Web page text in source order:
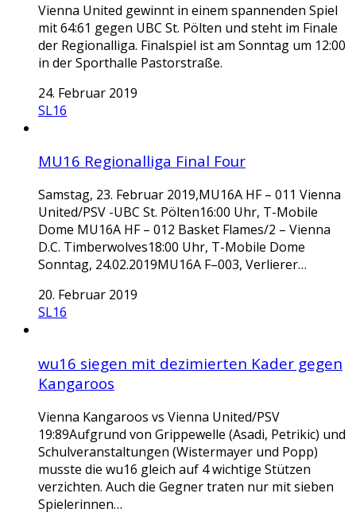
Vienna United gewinnt in einem spannenden Spiel
mit 64:61 gegen UBC St. Pölten und steht im Finale
der Regionalliga. Finalspiel ist am Sonntag um 12:00
in der Sporthalle Pastorstraße.
24. Februar 2019
SL16
MU16 Regionalliga Final Four
Samstag, 23. Februar 2019,MU16A HF – 011 Vienna
United/PSV -UBC St. Pölten16:00 Uhr, T-Mobile
Dome MU16A HF – 012 Basket Flames/2 – Vienna
D.C. Timberwolves18:00 Uhr, T-Mobile Dome
Sonntag, 24.02.2019MU16A F–003, Verlierer…
20. Februar 2019
SL16
wu16 siegen mit dezimierten Kader gegen
Kangaroos
Vienna Kangaroos vs Vienna United/PSV
19:89Aufgrund von Grippewelle (Asadi, Petrikic) und
Schulveranstaltungen (Wistermayer und Popp)
musste die wu16 gleich auf 4 wichtige Stützen
verzichten. Auch die Gegner traten nur mit sieben
Spielerinnen…